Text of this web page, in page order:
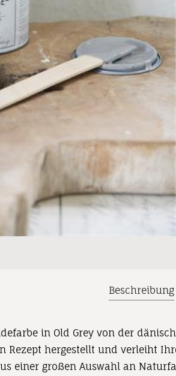
Beschreibung
in Old Grey von der
Rezept hergestellt und verleiht
einer großen Auswahl an